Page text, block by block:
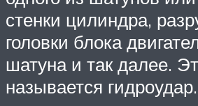
стенки цилиндра,
головки блока
шатуна и так далее.
называется гидроудар.